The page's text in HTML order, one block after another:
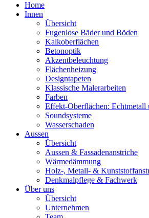
Home
Innen
Übersicht
Fugenlose Bäder und Böden
Kalkoberflächen
Betonoptik
Akzentbeleuchtung
Flächenheizung
Designtapeten
Klassische Malerarbeiten
Farben
Effekt-Oberflächen: Echtmetall
Soundsysteme
Wasserschaden
Aussen
Übersicht
Aussen & Fassadenanstriche
Wärmedämmung
Holz-, Metall- &
Denkmalpflege & Fachwerk
Über uns
Übersicht
Unternehmen